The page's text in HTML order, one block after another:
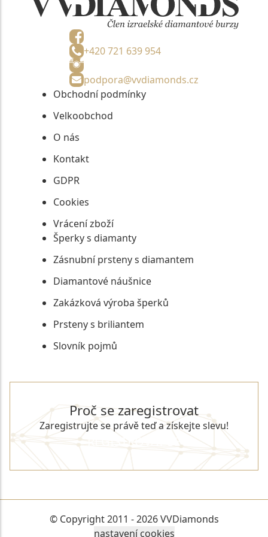
+420 721 639 954
podpora@vvdiamonds.cz
Obchodní podmínky
Velkoobchod
O nás
Kontakt
GDPR
Cookies
Vrácení zboží
Šperky s diamanty
Zásnubní prsteny s diamantem
Diamantové náušnice
Zakázková výroba šperků
Prsteny s briliantem
Slovník pojmů
Proč se zaregistrovat
Zaregistrujte se právě teď a získejte slevu!
REGISTROVAT SE
© Copyright 2011 - 2026 VVDiamonds
nastavení cookies